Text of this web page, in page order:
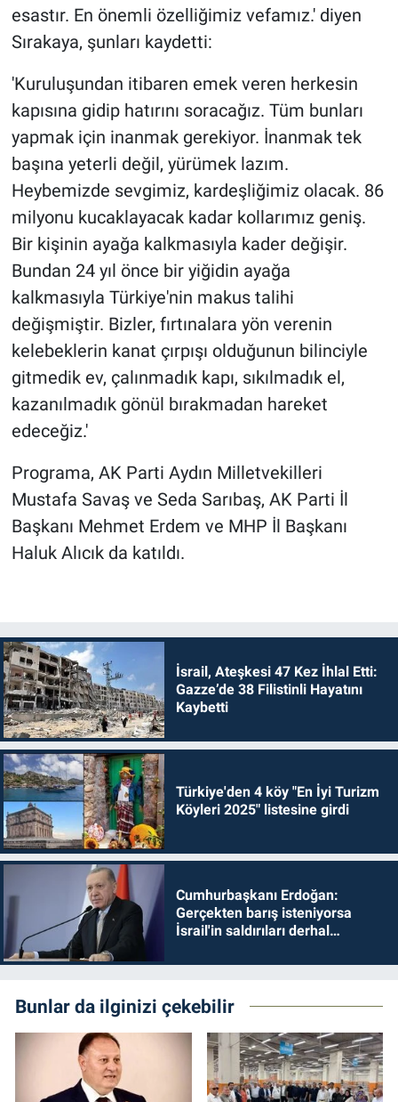
esastır. En önemli özelliğimiz vefamız.' diyen
Sırakaya, şunları kaydetti:
'Kuruluşundan itibaren emek veren herkesin
kapısına gidip hatırını soracağız. Tüm bunları
yapmak için inanmak gerekiyor. İnanmak tek
başına yeterli değil, yürümek lazım.
Heybemizde sevgimiz, kardeşliğimiz olacak. 86
milyonu kucaklayacak kadar kollarımız geniş.
Bir kişinin ayağa kalkmasıyla kader değişir.
Bundan 24 yıl önce bir yiğidin ayağa
kalkmasıyla Türkiye'nin makus talihi
değişmiştir. Bizler, fırtınalara yön verenin
kelebeklerin kanat çırpışı olduğunun bilinciyle
gitmedik ev, çalınmadık kapı, sıkılmadık el,
kazanılmadık gönül bırakmadan hareket
edeceğiz.'
Programa, AK Parti Aydın Milletvekilleri
Mustafa Savaş ve Seda Sarıbaş, AK Parti İl
Başkanı Mehmet Erdem ve MHP İl Başkanı
Haluk Alıcık da katıldı.
İsrail, Ateşkesi 47 Kez İhlal Etti:
Gazze’de 38 Filistinli Hayatını
Kaybetti
Türkiye'den 4 köy "En İyi Turizm
Köyleri 2025" listesine girdi
Cumhurbaşkanı Erdoğan:
Gerçekten barış isteniyorsa
İsrail'in saldırıları derhal
Bunlar da ilginizi çekebilir